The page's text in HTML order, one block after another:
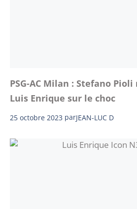
PSG-AC Milan : Stefano
Luis Enrique sur le choc
25 octobre 2023 parJEAN-LUC D